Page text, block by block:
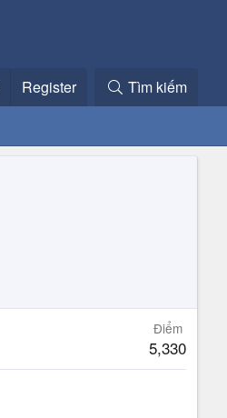
Register Tìm kiếm
Điểm
5,330